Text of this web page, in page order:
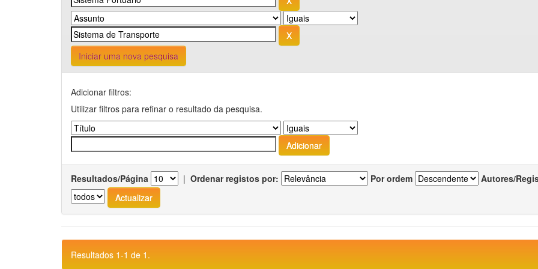
Iniciar uma nova pesquisa
Adicionar filtros:
Utilizar filtros para refinar o resultado da pesquisa.
Resultados/Página | Ordenar registos por: Por ordem Autores/
Resultados 1-1 de 1.